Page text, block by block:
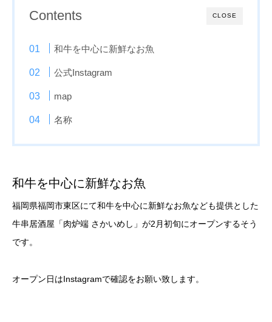
CLOSE
Contents
和牛を中心に新鮮なお魚
公式Instagram
map
名称
和牛を中心に新鮮なお魚
福岡県福岡市東区にて和牛を中心に新鮮なお魚なども提供とした
牛串居酒屋「肉炉端 さかいめし」が2月初旬にオープンするそう
です。
オープン日はInstagramで確認をお願い致します。